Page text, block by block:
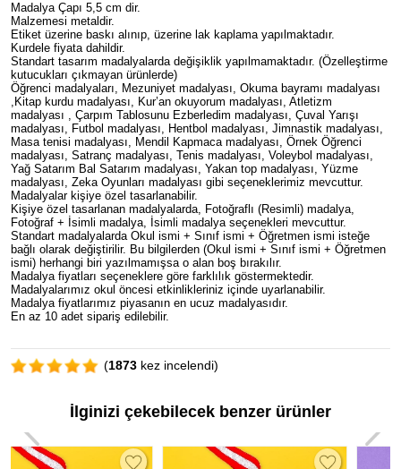
Madalya Çapı 5,5 cm dir.
Malzemesi metaldir.
Etiket üzerine baskı alınıp, üzerine lak kaplama yapılmaktadır.
Kurdele fiyata dahildir.
Standart tasarım madalyalarda değişiklik yapılmamaktadır. (Özelleştirme
kutucukları çıkmayan ürünlerde)
Öğrenci madalyaları, Mezuniyet madalyası, Okuma bayramı madalyası
,Kitap kurdu madalyası, Kur’an okuyorum madalyası, Atletizm
madalyası , Çarpım Tablosunu Ezberledim madalyası, Çuval Yarışı
madalyası, Futbol madalyası, Hentbol madalyası, Jimnastik madalyası,
Masa tenisi madalyası, Mendil Kapmaca madalyası, Örnek Öğrenci
madalyası, Satranç madalyası, Tenis madalyası, Voleybol madalyası,
Yağ Satarım Bal Satarım madalyası, Yakan top madalyası, Yüzme
madalyası, Zeka Oyunları madalyası gibi seçeneklerimiz mevcuttur.
Madalyalar kişiye özel tasarlanabilir.
Kişiye özel tasarlanan madalyalarda, Fotoğraflı (Resimli) madalya,
Fotoğraf + İsimli madalya, İsimli madalya seçenekleri mevcuttur.
Standart madalyalarda Okul ismi + Sınıf ismi + Öğretmen ismi isteğe
bağlı olarak değiştirilir. Bu bilgilerden (Okul ismi + Sınıf ismi + Öğretmen
ismi) herhangi biri yazılmamışsa o alan boş bırakılır.
Madalya fiyatları seçeneklere göre farklılık göstermektedir.
Madalyalarımız okul öncesi etkinlikleriniz içinde uyarlanabilir.
Madalya fiyatlarımız piyasanın en ucuz madalyasıdır.
En az 10 adet sipariş edilebilir.
(1873 kez incelendi)
İlginizi çekebilecek benzer ürünler